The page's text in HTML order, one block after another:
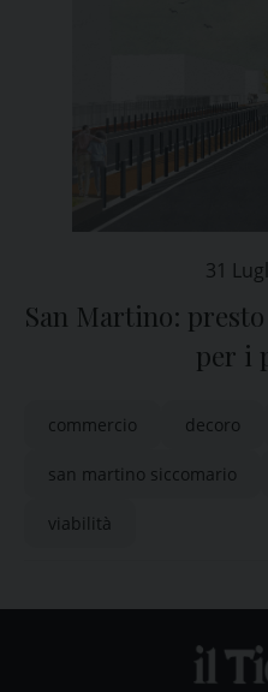
31
San Martino:
per i
commercio decoro
san martino siccomario
viabilità